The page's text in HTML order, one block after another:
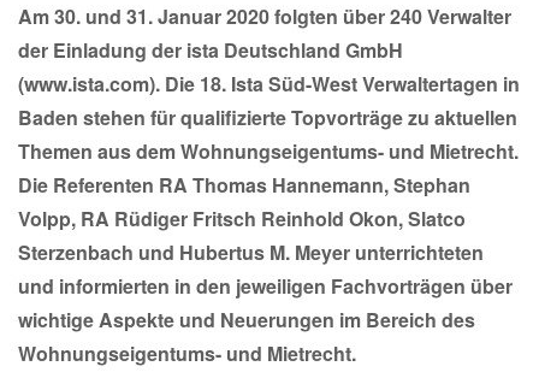
Am 30. und 31. Januar 2020 folgten über 240 Verwalter
der Einladung der ista Deutschland GmbH
(www.ista.com). Die 18. Ista Süd-West Verwaltertagen in
Baden stehen für qualifizierte Topvorträge zu aktuellen
Themen aus dem Wohnungseigentums- und Mietrecht.
Die Referenten RA Thomas Hannemann, Stephan
Volpp, RA Rüdiger Fritsch Reinhold Okon, Slatco
Sterzenbach und Hubertus M. Meyer unterrichteten
und informierten in den jeweiligen Fachvorträgen über
wichtige Aspekte und Neuerungen im Bereich des
Wohnungseigentums- und Mietrecht.